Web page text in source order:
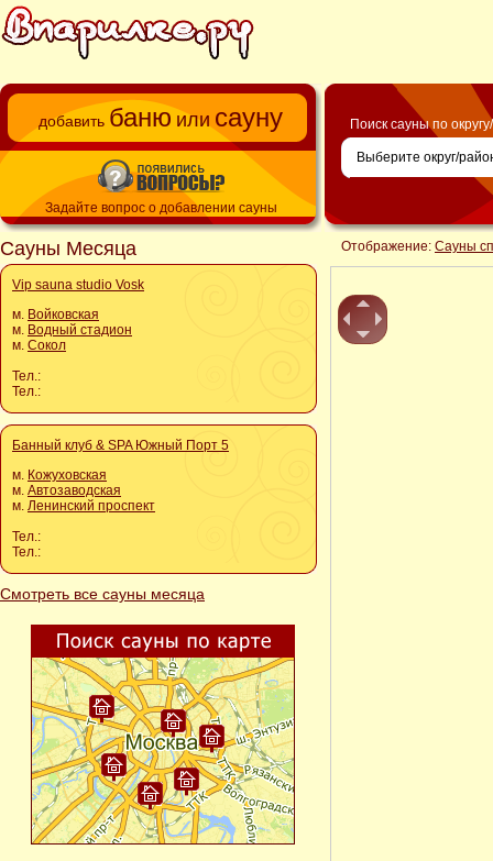
добавить баню или сауну
Задайте вопрос о добавлении сауны
Сауны Месяца
Vip sauna studio Vosk
м. Войковская
м. Водный стадион
м. Сокол
Тел.:
Тел.:
Банный клуб & SPA Южный Порт 5
м. Кожуховская
м. Автозаводская
м. Ленинский проспект
Тел.:
Тел.:
Смотреть все сауны месяца
Поиск сауны по
Отображение: Сауны